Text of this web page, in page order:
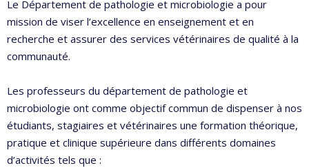
Le Département de pathologie et microbiologie a pour
mission de viser l’excellence en enseignement et en
recherche et assurer des services vétérinaires de qualité à la
communauté.
Les professeurs du département de pathologie et
microbiologie ont comme objectif commun de dispenser à nos
étudiants, stagiaires et vétérinaires une formation théorique,
pratique et clinique supérieure dans différents domaines
d’activités tels que :